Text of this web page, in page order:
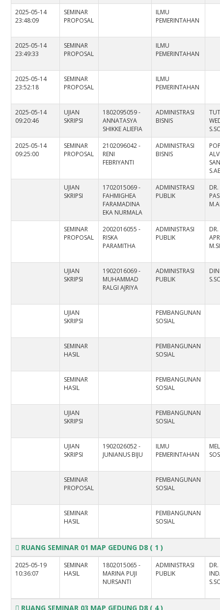
2025-05-14
23:48:09
SEMINAR
PROPOSAL
ILMU
PEMERINTAHAN
2025-05-14
23:49:33
SEMINAR
PROPOSAL
ILMU
PEMERINTAHAN
2025-05-14
23:52:18
SEMINAR
PROPOSAL
ILMU
PEMERINTAHAN
2025-05-14
09:20:46
UJIAN
SKRIPSI
1802095059 -
ANNATASYA
SHIKKE ALIEFIA
ADMINISTRASI
BISNIS
2025-05-14
09:25:00
SEMINAR
PROPOSAL
2102096042 -
RENI
FEBRIYANTI
ADMINISTRASI
BISNIS
UJIAN
SKRIPSI
1702015069 -
FAHMIGHEA
FARAMADINA
EKA NURMALA
ADMINISTRASI
PUBLIK
SEMINAR
PROPOSAL
2002016055 -
RISKA
PARAMITHA
ADMINISTRASI
PUBLIK
DR.
M.SI
UJIAN
SKRIPSI
1902016069 -
MUHAMMAD
RALGI AJRIYA
ADMINISTRASI
PUBLIK
UJIAN
SKRIPSI
PEMBANGUNAN
SOSIAL
SEMINAR
HASIL
PEMBANGUNAN
SOSIAL
SEMINAR
HASIL
PEMBANGUNAN
SOSIAL
UJIAN
SKRIPSI
PEMBANGUNAN
SOSIAL
UJIAN
SKRIPSI
1902026052 -
JUNIANUS BIJU
ILMU
PEMERINTAHAN
SEMINAR
PROPOSAL
PEMBANGUNAN
SOSIAL
SEMINAR
HASIL
PEMBANGUNAN
SOSIAL
RUANG SEMINAR 01 MAP GEDUNG D8 ( 1 )
2025-05-19
10:36:07
SEMINAR
HASIL
1802015065 -
MARINA PUJI
NURSANTI
ADMINISTRASI
PUBLIK
RUANG SEMINAR 03 MAP GEDUNG D8 ( 4 )